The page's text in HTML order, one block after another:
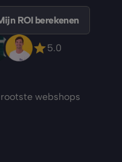
ROI berekenen
5.0
webshops